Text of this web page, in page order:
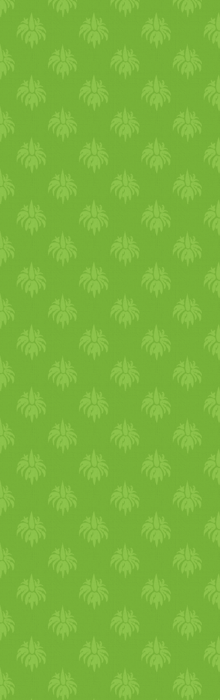
felfedező kalandja végén
ismét visszatért a standhoz
egy falatnyi kóstolóra.
számítottunk rá, a napvégére
elfogyott minden vegán étel.
Nem tudjuk, hogy lesznek-e
akik áttérnek a vegán
életmódra, de azt láttuk,
az emberek nyitottan állnak
kérdéshez, és megérinti őket
az állatok szenvedése.